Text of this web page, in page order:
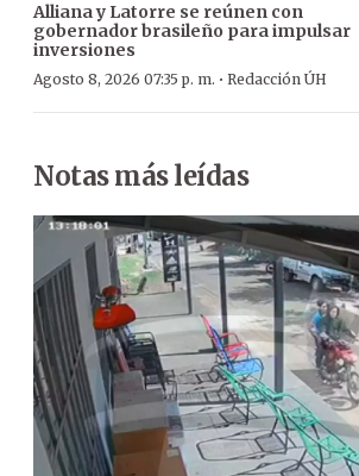
Alliana y Latorre se reúnen con
gobernador brasileño para impulsar
inversiones
Agosto 8, 2026 07:35 p. m. · Redacción ÚH
Notas más leídas